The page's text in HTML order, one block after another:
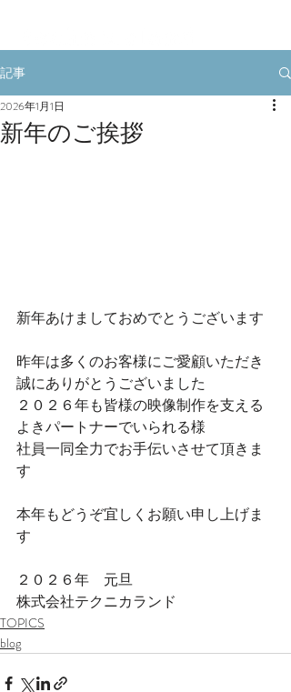
記事
新年のご挨拶
2026年1月1日
新年あけましておめでとうございます
昨年は多くのお客様にご愛顧いただき
誠にありがとうございました
２０２６年も皆様の映像制作を支える
よきパートナーでいられる様
社員一同全力でお手伝いさせて頂きま
す
本年もどうぞ宜しくお願い申し上げま
す
２０２６年　元旦
株式会社テクニカランド
TOPICS
blog